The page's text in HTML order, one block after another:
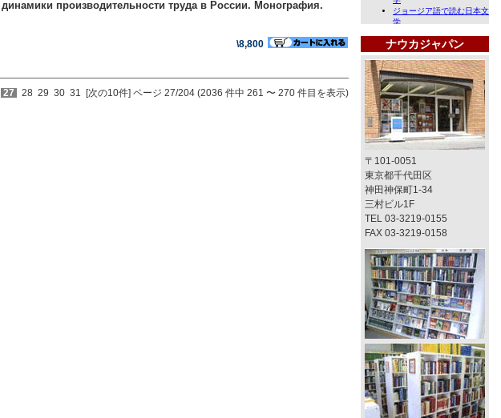
производительности труда в России. Монография.
\8,800
27 28 29 30 31 [次の10件] ページ 27/204 (2036 件中 261 〜 270 件目を表示)
ナウカジャパン
〒101-0051
東京都千代田区
神田神保町1-34
三村ビル1F
TEL 03-3219-0155
FAX 03-3219-0158